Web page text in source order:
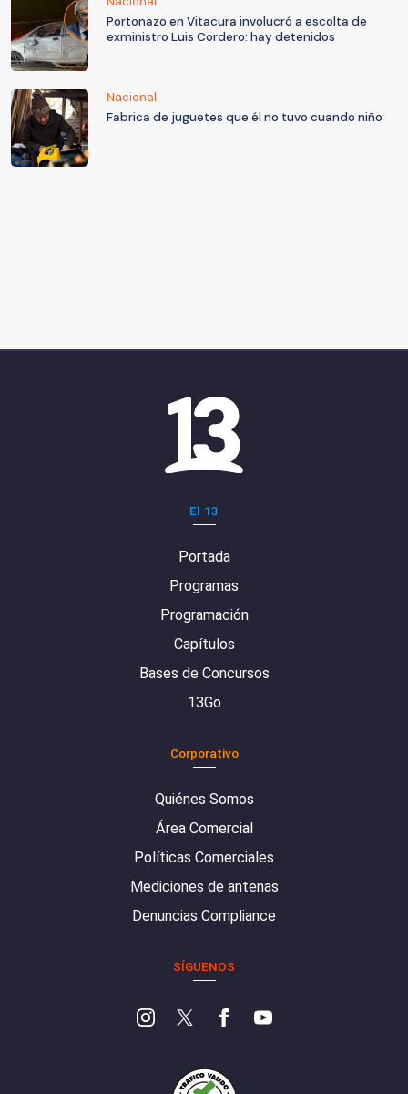
Portonazo en Vitacura involucró a escolta de
exministro Luis Cordero: hay detenidos
Nacional
Fabrica de juguetes que él no tuvo cuando niño
El 13
Portada
Programas
Programación
Capítulos
Bases de Concursos
13Go
Corporativo
Quiénes Somos
Área Comercial
Políticas Comerciales
Mediciones de antenas
Denuncias Compliance
SÍGUENOS